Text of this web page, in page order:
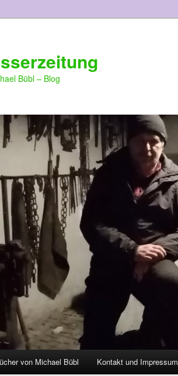
Bübl – Blog
wechseln
von Michael Bübl Kontakt und Impressum